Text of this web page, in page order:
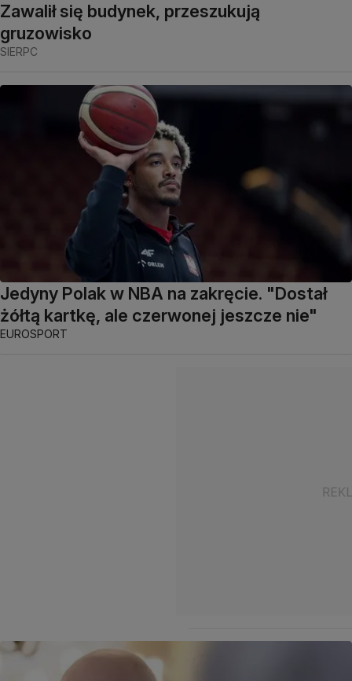
Zawalił się budynek, przeszukują
gruzowisko
SIERPC
Jedyny Polak w NBA na zakręcie. "Dostał
żółtą kartkę, ale czerwonej jeszcze nie"
EUROSPORT